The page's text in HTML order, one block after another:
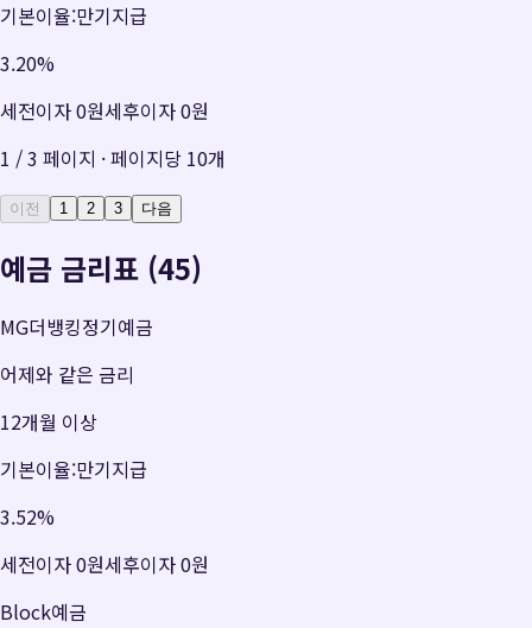
기본이율:만기지급
3.20%
세전이자0원세후이자0원
1 /3 페이지 · 페이지당 10개
이전 1 2 3 다음
예금 금리표 (45)
MG더뱅킹정기예금
어제와 같은 금리
12개월 이상
기본이율:만기지급
3.52%
세전이자0원세후이자0원
Block예금